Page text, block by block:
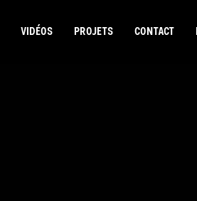
VIDÉOS PROJETS CONTACT